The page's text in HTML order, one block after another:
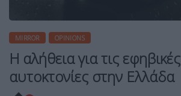
MIRROR OPINIONS
Η αλήθεια για τις εφηβικές
αυτοκτονίες στην Ελλάδα